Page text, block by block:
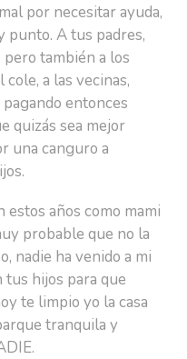
por necesitar ayuda,
punto. A tus padres,
pero también a los
a las vecinas,
pagando entonces
quizás sea mejor
una canguro a
estos años como mami
probable que no la
nadie ha venido a mi
tus hijos para que
te limpio yo la casa
tranquila y